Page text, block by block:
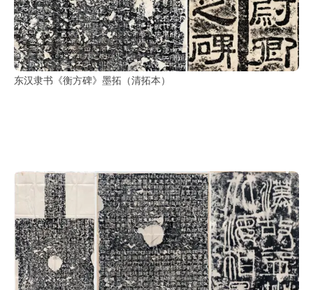
东汉隶书《衡方碑》墨拓（清拓本）